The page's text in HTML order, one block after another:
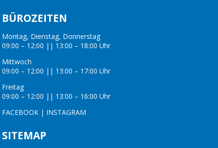
BÜROZEITEN
Montag, Dienstag, Donnerstag
09:00 – 12:00 || 13:00 – 18:00 Uhr
Mittwoch
09:00 – 12:00 || 13:00 – 17:00 Uhr
Freitag
09:00 – 12:00 || 13:00 – 16:00 Uhr
FACEBOOK | INSTAGRAM
SITEMAP